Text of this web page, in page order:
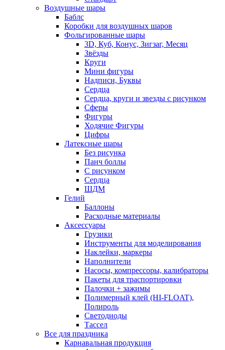
Воздушные шары
Баблс
Коробки для воздушных шаров
Фольгированные шары
3D, Куб, Конус, Зигзаг, Месяц
Звёзды
Круги
Мини фигуры
Надписи, Буквы
Сердца
Сердца, круги и звезды с рисунком
Сферы
Фигуры
Ходячие Фигуры
Цифры
Латексные шары
Без рисунка
Панч боллы
С рисунком
Сердца
ШДМ
Гелий
Баллоны
Расходные материалы
Аксессуары
Грузики
Инструменты для моделирования
Наклейки, маркеры
Наполнители
Насосы, компрессоры, калибраторы
Пакеты для траспортировки
Палочки + зажимы
Полимерный клей (HI-FLOAT),
Полироль
Светодиоды
Тассел
Все для праздника
Карнавальная продукция